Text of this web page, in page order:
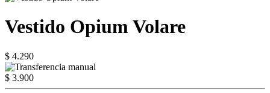
Vestido Opium Volare
$ 4.290
$ 3.900